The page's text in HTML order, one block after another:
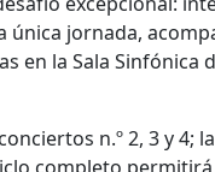
única jornada,
en la Sala
n.º 2, 3 y 4;